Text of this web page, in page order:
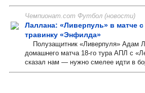
Чемпионат.com Футбол (новости)
Лаллана: «Ливерпуль» в матче
травинку «Энфилда»
Полузащитник «Ливерпуля» Адам
домашнего матча 18-го тура АПЛ с
сказал нам — нужно смелее идти в